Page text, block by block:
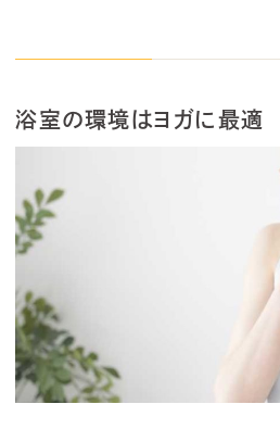
浴室の環境はヨガに最適